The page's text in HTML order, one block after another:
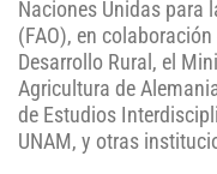
Naciones Unidas para
(FAO), en
Desarrollo Rural, el
Agricultura de
de Estudios
UNAM, y otras